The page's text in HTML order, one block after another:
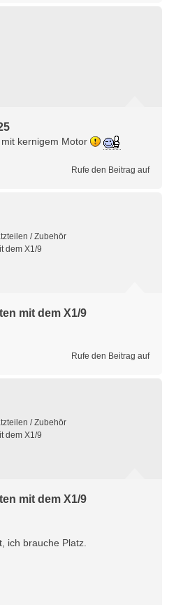
kernigem Motor
Rufe den Beitrag auf
/ Zubehör
dem X1/9
mit dem X1/9
Rufe den Beitrag auf
/ Zubehör
dem X1/9
mit dem X1/9
ich brauche Platz.